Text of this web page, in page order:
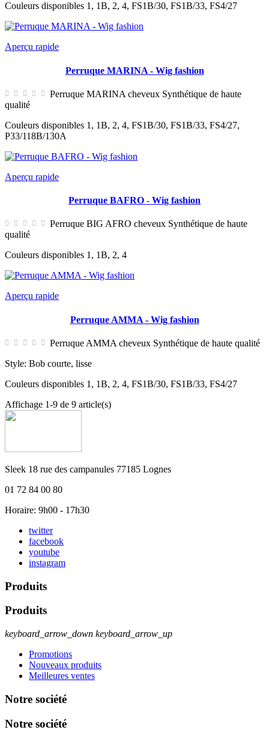
Couleurs disponibles 1, 1B, 2, 4, FS1B/30, FS1B/33, FS4/27
Aperçu rapide
Perruque MARINA - Wig fashion
Perruque MARINA cheveux Synthétique de haute
qualité
Couleurs disponibles 1, 1B, 2, 4, FS1B/30, FS1B/33, FS4/27,
P33/118B/130A
Aperçu rapide
Perruque BAFRO - Wig fashion
Perruque BIG AFRO cheveux Synthétique de haute
qualité
Couleurs disponibles 1, 1B, 2, 4
Aperçu rapide
Perruque AMMA - Wig fashion
Perruque AMMA cheveux Synthétique de haute qualité
Style: Bob courte, lisse
Couleurs disponibles 1, 1B, 2, 4, FS1B/30, FS1B/33, FS4/27
Affichage 1-9 de 9 article(s)
Sleek 18 rue des campanules 77185 Lognes
01 72 84 00 80
Horaire: 9h00 - 17h30
twitter
facebook
youtube
instagram
Produits
Produits
keyboard_arrow_down keyboard_arrow_up
Promotions
Nouveaux produits
Meilleures ventes
Notre société
Notre société